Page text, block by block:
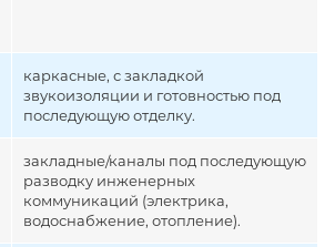
каркасные, с закладкой
звукоизоляции и готовностью под
последующую отделку.
закладные/каналы под последующую
разводку инженерных
коммуникаций (электрика,
водоснабжение, отопление).